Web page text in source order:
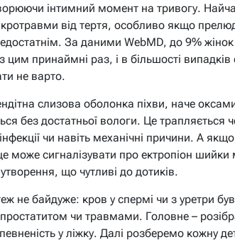
інтимний момент на тривогу.
від тертя, особливо якщо
За даними WebMD, до 9% жінок
цим принаймні раз, і в більшості
не варто.
слизова оболонка піхви, наче
без достатньої вологи. Це трапляється
чи навіть механічні причини. А
може сигналізувати про ектропіон шийки
що чутливі до дотиків.
не байдуже: кров у спермі чи з уретри
простатитом чи травмами. Головне –
у ліжку. Далі розберемо кожну